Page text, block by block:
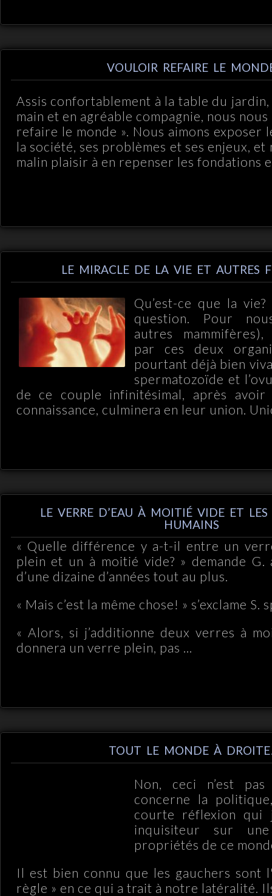
VOULOIR REFAIRE LE
Assis confortablement à la table du
main et en agréable compagnie, nous
refaire le monde ». Nous aimons exposer
la société, ses problèmes et ses enjeux,
malin plaisir à en repenser les fondations
LE MIRACLE DE LA VIE ET AUTRES
Qu’est-ce que la
question. Pour
autres
par ces deux
pourtant déjà bien
spermatozoïde et
de ce couple infinitésimal, après
connaissance, culminera en leur union.
LE VERRE D’EAU À MOITIÉ VIDE ET LES
HUMAINS
« Quelle différence y a-t-il entre un
plein et un à moitié vide? » demande G.
d’une dizaine d’années tout au plus.
« Mais c’est la même chose! » s’exclame S.
« Alors, si j’additionne deux verres à
donnera un verre plein, pas ...
TOUT LE MONDE À
Non, ceci n’est
concerne la
courte réflexion qui
inquisiteur sur
propriétés de ce
Il est bien connu que les gauchers sont
règle » en ce qui a trait à notre latéralité.